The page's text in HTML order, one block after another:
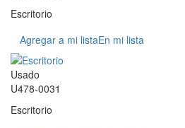
Escritorio
Agregar a mi listaEn mi lista
Usado
U478-0031
Escritorio